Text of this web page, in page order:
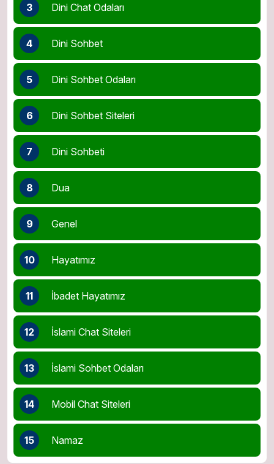
3 Dini Chat Odaları
4 Dini Sohbet
5 Dini Sohbet Odaları
6 Dini Sohbet Siteleri
7 Dini Sohbeti
8 Dua
9 Genel
10 Hayatımız
11 İbadet Hayatımız
12 İslami Chat Siteleri
13 İslami Sohbet Odaları
14 Mobil Chat Siteleri
15 Namaz